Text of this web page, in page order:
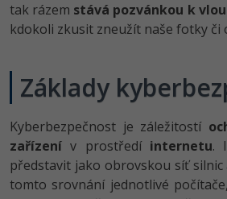
tak rázem stává pozvánkou k
kdokoli zkusit zneužít naše fotky či
Základy
Kyberbezpečnost je záležitostí
zařízení v prostředí internetu.
představit jako obrovskou síť silnic
tomto srovnání jednotlivé